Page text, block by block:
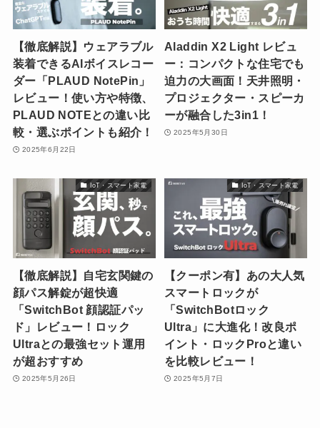
【徹底解説】ウェアラブル
装着できるAIボイスレコー
ダー「PLAUD NotePin」
レビュー！使い方や特徴、
PLAUD NOTEとの違い比
較・選ぶポイントも紹介！
2025年6月22日
Aladdin X2 Light レビュ
ー：コンパクトな住宅でも
迫力の大画面！天井照明・
プロジェクター・スピーカ
ーが融合した3in1！
2025年5月30日
IoT・スマート家電
【徹底解説】自宅玄関鍵の
顔パス解錠が超快適
「SwitchBot 顔認証パッ
ド」レビュー！ロック
Ultraとの最強セット運用
が超おすすめ
2025年5月26日
IoT・スマート家電
【クーポン有】あの大人気
スマートロックが
「SwitchBotロック
Ultra」に大進化！改良ポ
イント・ロックProと違い
を比較レビュー！
2025年5月7日